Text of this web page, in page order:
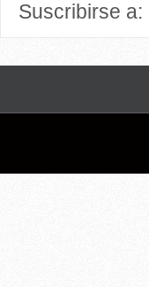
Suscribirse a: